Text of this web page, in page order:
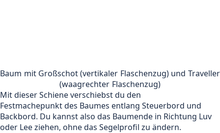
Baum mit Großschot (vertikaler Flaschenzug) und Traveller
(waagrechter Flaschenzug)
Mit dieser Schiene verschiebst du den
Festmachepunkt des Baumes entlang Steuerbord und
Backbord. Du kannst also das Baumende in Richtung Luv
oder Lee ziehen, ohne das Segelprofil zu ändern.